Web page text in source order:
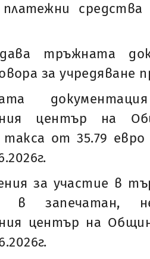
платежни
тръжната
за учредяване
център на
такса от 35.79
за участие в
в запечатан,
център на